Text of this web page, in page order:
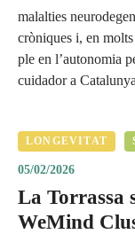
malalties
cròniques i, en
ple en l’autonomia
cuidador a
LONGEVITAT
05/02/2026
La Torrassa
WeMind